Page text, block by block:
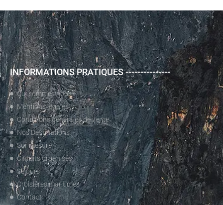
INFORMATIONS PRATIQUES ---------------
Qui sommes nous?
Mentions légales
Conditions générales de vente
Nos Destinations
Sur mesure
Circuits organisés
Séjours
Croisières maritimes
Contact